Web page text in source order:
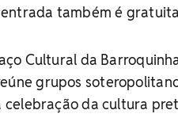
também é
Cultural da
grupos
celebração da cultura